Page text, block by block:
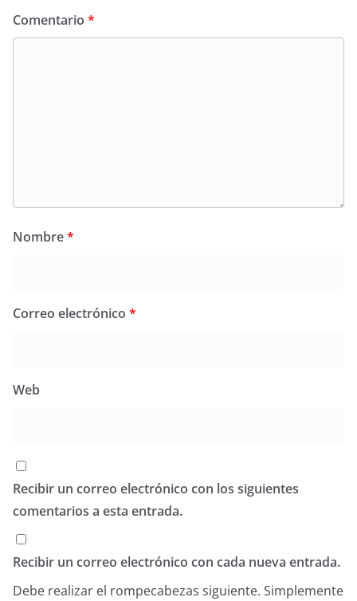
Comentario *
Nombre*
Correo electrónico *
Web
Recibir un correo electrónico con los siguientes
comentarios a esta entrada.
Recibir un correo electrónico con cada nueva entrada.
Debe realizar el rompecabezas siguiente. Simplemente